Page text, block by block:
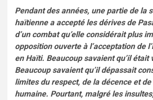
Pendant des années, une partie de la
haïtienne a accepté les dérives de
d’un combat qu’elle considérait plus
opposition ouverte à l’acceptation de
en Haïti. Beaucoup savaient qu’il était
Beaucoup savaient qu’il dépassait
limites du respect, de la décence et
humaine. Pourtant, malgré les